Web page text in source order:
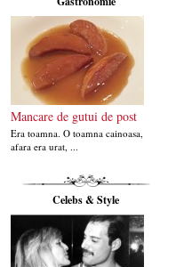
Mancare de gutui de post
Era toamna. O toamna cainoasa,
afara era urat, ...
Celebs & Style